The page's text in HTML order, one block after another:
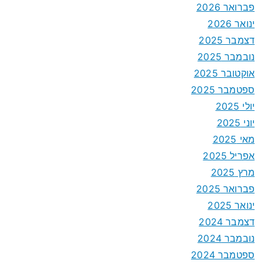
פברואר 2026
ינואר 2026
דצמבר 2025
נובמבר 2025
אוקטובר 2025
ספטמבר 2025
יולי 2025
יוני 2025
מאי 2025
אפריל 2025
מרץ 2025
פברואר 2025
ינואר 2025
דצמבר 2024
נובמבר 2024
ספטמבר 2024